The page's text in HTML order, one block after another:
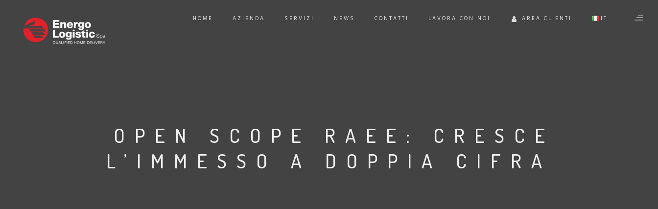
HOME AZIENDA SERVIZI NEWS CONTATTI LAVORA CON NOI AREA CLIENTI IT
OPEN SCOPE RAEE: CRESCE
L’IMMESSO A DOPPIA CIFRA